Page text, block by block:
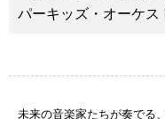
パーキッズ・オーケス
未来の音楽家たちが奏でる